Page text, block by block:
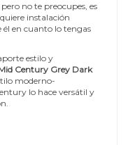
no te preocupes, es
instalación
él en cuanto lo tengas
estilo y
Century Grey Dark
moderno-
lo hace versátil y